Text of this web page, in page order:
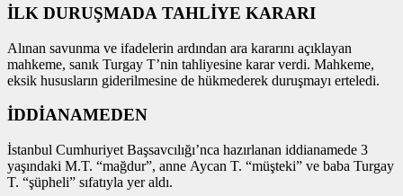
İLK DURUŞMADA TAHLİYE KARARI
Alınan savunma ve ifadelerin ardından ara kararını açıklayan
mahkeme, sanık Turgay T’nin tahliyesine karar verdi. Mahkeme,
eksik hususların giderilmesine de hükmederek duruşmayı erteledi.
İDDİANAMEDEN
İstanbul Cumhuriyet Başsavcılığı’nca hazırlanan iddianamede 3
yaşındaki M.T. “mağdur”, anne Aycan T. “müşteki” ve baba Turgay
T. “şüpheli” sıfatıyla yer aldı.